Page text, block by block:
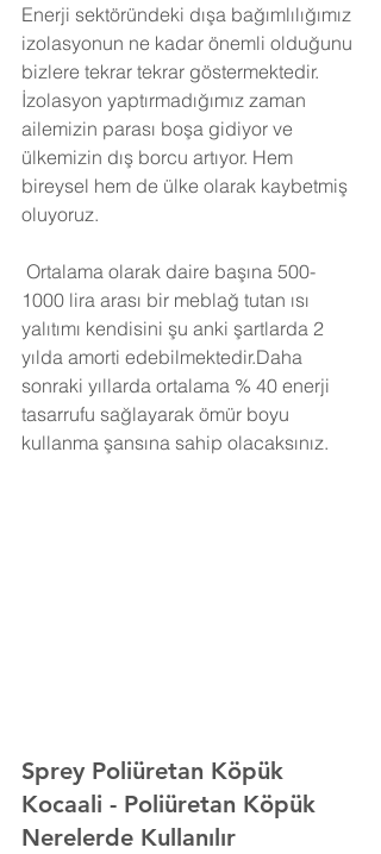
Enerji sektöründeki dışa bağımlılığımız
izolasyonun ne kadar önemli olduğunu
bizlere tekrar tekrar göstermektedir.
İzolasyon yaptırmadığımız zaman
ailemizin parası boşa gidiyor ve
ülkemizin dış borcu artıyor. Hem
bireysel hem de ülke olarak kaybetmiş
oluyoruz.
Ortalama olarak daire başına 500-
1000 lira arası bir meblağ tutan ısı
yalıtımı kendisini şu anki şartlarda 2
yılda amorti edebilmektedir.Daha
sonraki yıllarda ortalama % 40 enerji
tasarrufu sağlayarak ömür boyu
kullanma şansına sahip olacaksınız.
Sprey Poliüretan Köpük
Kocaali - Poliüretan Köpük
Nerelerde Kullanılır